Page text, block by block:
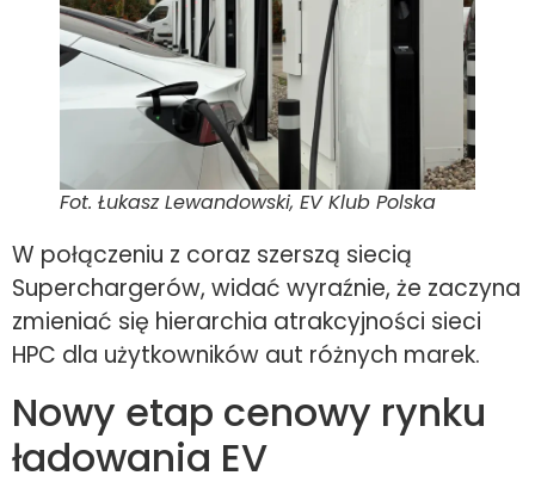
Fot. Łukasz Lewandowski, EV Klub Polska
W połączeniu z coraz szerszą siecią
Superchargerów, widać wyraźnie, że zaczyna
zmieniać się hierarchia atrakcyjności sieci
HPC dla użytkowników aut różnych marek.
Nowy etap cenowy rynku
ładowania EV